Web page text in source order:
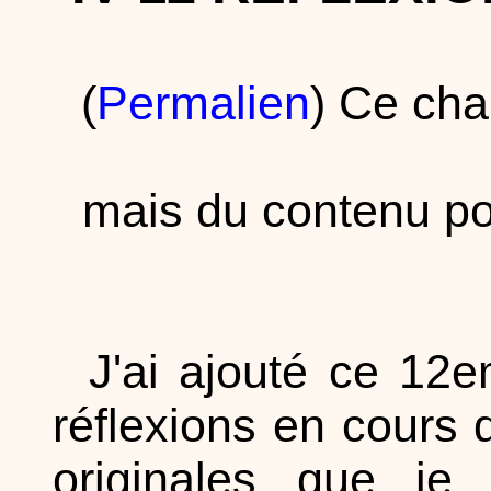
(Permalien) Ce
mais du contenu
J'ai ajouté ce
réflexions en cours
originales que je